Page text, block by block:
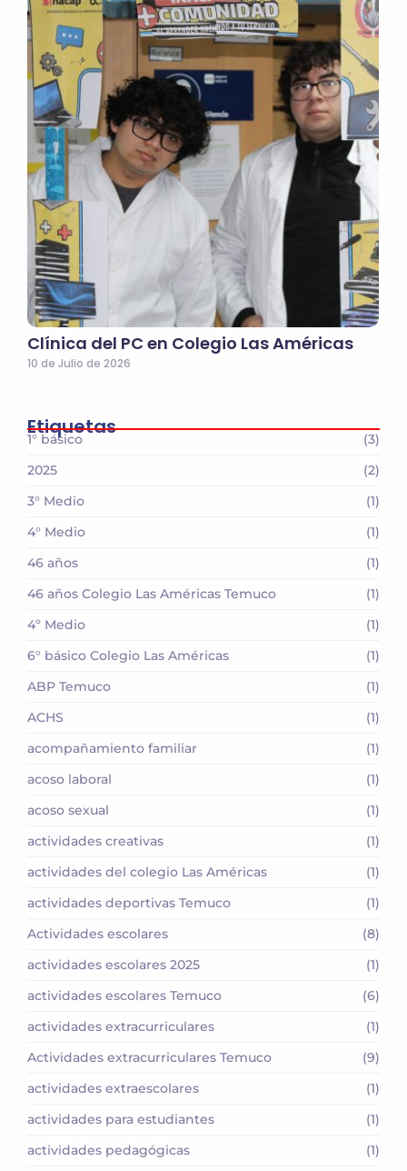
Clínica del PC en Colegio Las Américas
10 de Julio de 2026
Etiquetas
1° básico
(3)
2025
(2)
3° Medio
(1)
4° Medio
(1)
46 años
(1)
46 años Colegio Las Américas Temuco
(1)
4º Medio
(1)
6° básico Colegio Las Américas
(1)
ABP Temuco
(1)
ACHS
(1)
acompañamiento familiar
(1)
acoso laboral
(1)
acoso sexual
(1)
actividades creativas
(1)
actividades del colegio Las Américas
(1)
actividades deportivas Temuco
(1)
Actividades escolares
(8)
actividades escolares 2025
(1)
actividades escolares Temuco
(6)
actividades extracurriculares
(1)
Actividades extracurriculares Temuco
(9)
actividades extraescolares
(1)
actividades para estudiantes
(1)
actividades pedagógicas
(1)